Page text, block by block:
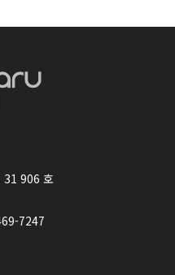
31 906 호
7247